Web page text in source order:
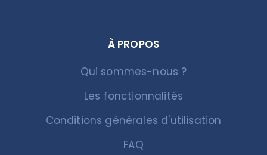
À PROPOS
Qui sommes-nous ?
Les fonctionnalités
Conditions générales d'utilisation
FAQ